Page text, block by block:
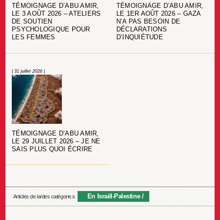
TÉMOIGNAGE D’ABU AMIR,
LE 3 AOÛT 2026 – ATELIERS
DE SOUTIEN
PSYCHOLOGIQUE POUR
LES FEMMES
TÉMOIGNAGE D’ABU AMIR,
LE 1ER AOÛT 2026 – GAZA
N’A PAS BESOIN DE
DÉCLARATIONS
D’INQUIÉTUDE
| 31 juillet 2026 |
TÉMOIGNAGE D’ABU AMIR,
LE 29 JUILLET 2026 – JE NE
SAIS PLUS QUOI ÉCRIRE
Articles de la/des catégorie.s En Israël-Palestine